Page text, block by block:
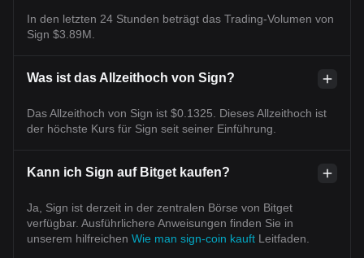
In den letzten 24 Stunden beträgt das Trading-Volumen von
Sign $3.89M.
Was ist das Allzeithoch von Sign?
Das Allzeithoch von Sign ist $0.1325. Dieses Allzeithoch ist
der höchste Kurs für Sign seit seiner Einführung.
Kann ich Sign auf Bitget kaufen?
Ja, Sign ist derzeit in der zentralen Börse von Bitget
verfügbar. Ausführlichere Anweisungen finden Sie in
unserem hilfreichen Wie man sign-coin kauft Leitfaden.